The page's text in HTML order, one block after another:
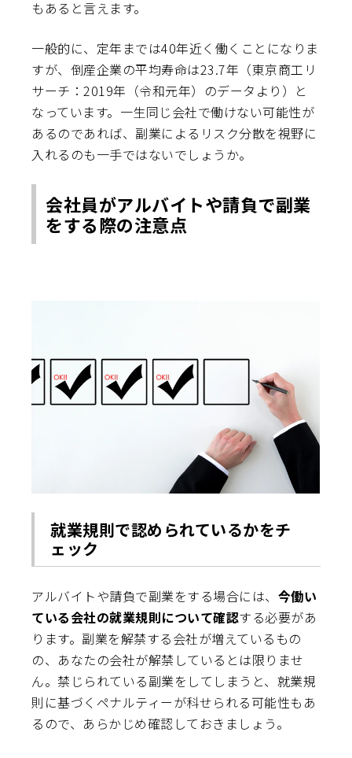
もあると言えます。
一般的に、定年までは40年近く働くことになりま
すが、倒産企業の平均寿命は23.7年（東京商工リ
サーチ：2019年（令和元年）のデータより）と
なっています。一生同じ会社で働けない可能性が
あるのであれば、副業によるリスク分散を視野に
入れるのも一手ではないでしょうか。
会社員がアルバイトや請負で副業
をする際の注意点
就業規則で認められているかをチ
ェック
アルバイトや請負で副業をする場合には、 今働い
ている会社の就業規則について確認する必要があ
ります。副業を解禁する会社が増えているもの
の、あなたの会社が解禁しているとは限りませ
ん。禁じられている副業をしてしまうと、就業規
則に基づくペナルティーが科せられる可能性もあ
るので、あらかじめ確認しておきましょう。